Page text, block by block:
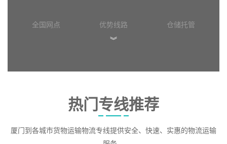
全国网点 优势线路
仓储托管
︾
热门专线推荐
厦门到各城市货物运输物流专线提供安全、快速、实惠的物流运输